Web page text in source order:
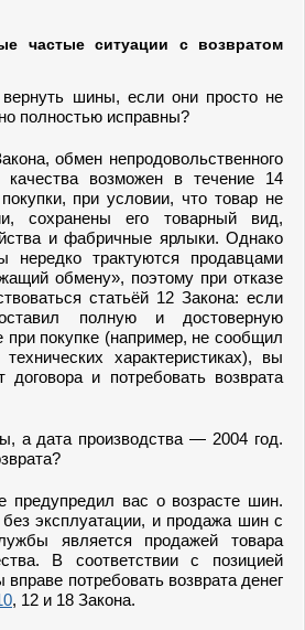
частые ситуации с возвратом
шины, если они просто не
полностью исправны?
обмен непродовольственного
качества возможен в течение 14
при условии, что товар не
сохранены его товарный вид,
и фабричные ярлыки. Однако
нередко трактуются продавцами
обмену», поэтому при отказе
статьёй 12 Закона: если
полную и достоверную
покупке (например, не сообщил
характеристиках), вы
договора и потребовать возврата
а дата производства — 2004 год.
предупредил вас о возрасте шин.
эксплуатации, и продажа шин с
является продажей товара
В соответствии с позицией
вправе потребовать возврата денег
, 12 и 18 Закона.